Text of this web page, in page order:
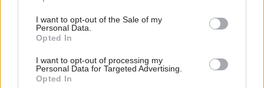
use your data for below specified purposes in below Google
consent section.
I want to opt-out of the Sale of my
Personal Data.
Opted In
I want to opt-out of processing my
Personal Data for Targeted Advertising.
Opted In
Ako vybrať dlažbu na záhrady: ktorý
materiál vydrží záťaž, ktorý môže kĺzať a
pri čom rátať s častou údržbou?